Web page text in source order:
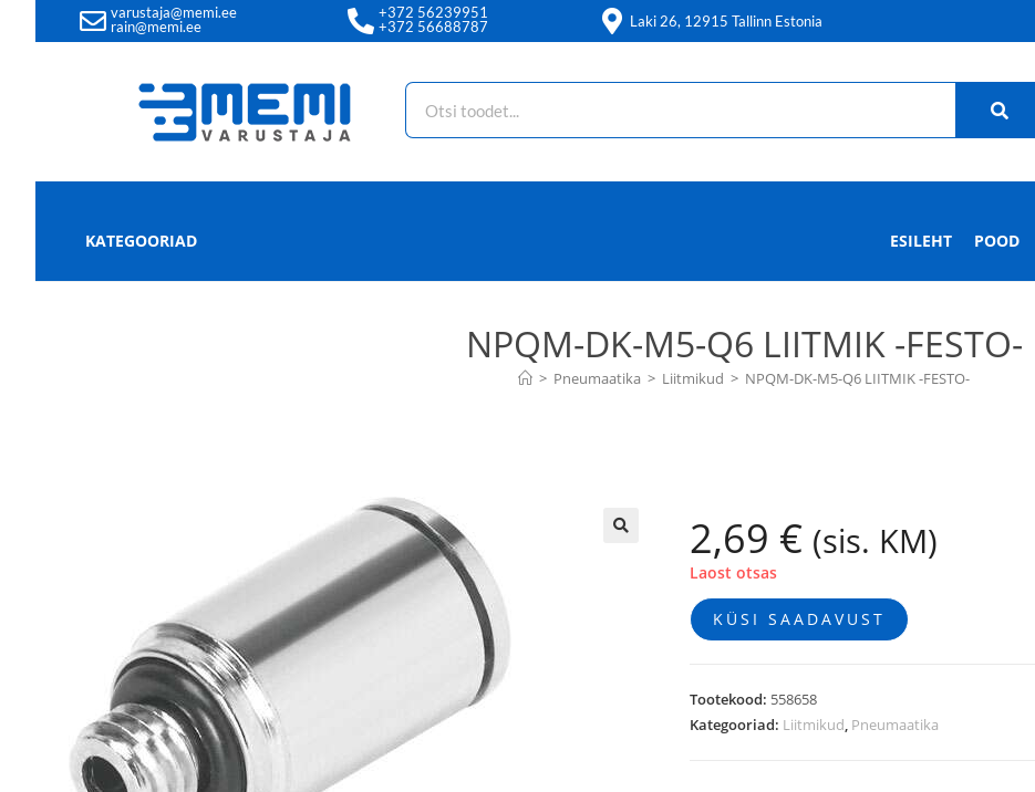
varustaja@memi.ee
rain@memi.ee
+372 56239951
+372 56688787
Laki 26, 12915 Tallinn Estonia
KATEGOORIAD ESILEHT POOD
NPQM-DK-M5-Q6 LIITMIK -FESTO-
> Pneumaatika > Liitmikud > NPQM-DK-M5-Q6 LIITMIK -FESTO-
2,69 € (sis. KM)
Laost otsas
KÜSI SAADAVUST
Tootekood: 558658
Kategooriad: Liitmikud, Pneumaatika